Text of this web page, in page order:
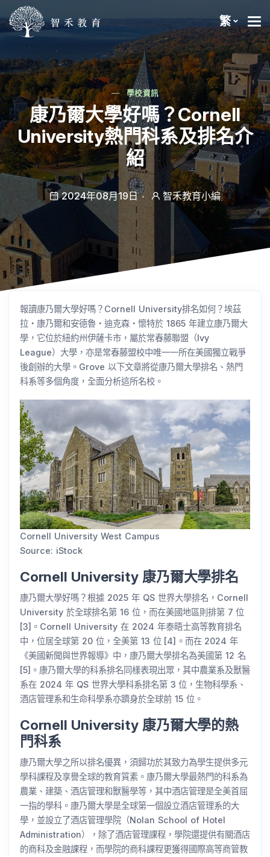
繁
學校資訊
康乃爾大學好嗎？Cornell
University熱門科系及排名介
紹
2024年08月19日 智禾教育小編
報讀康乃爾大學好嗎？Cornell University排名如何？埃茲
拉・康乃爾和安德魯・迪克森・懷特於 1865 年建立康乃爾大
學，它位於紐約州伊薩卡市，屬於常春藤聯盟（Ivy
League）大學，亦是常春藤盟校中唯一一所在美國獨立戰爭
後創辦的大學。Grove 以下文章將從康乃爾大學排名、熱門
科系等多個角度，全面分析這所名校。
Cornell University West Campus
Source: iStock
Cornell University 康乃爾大學排名
康乃爾大學好嗎？根據 2025 年 QS 世界大學排名，Cornell
University 於全球排名第 16 位，而在美國地區則排第 7 位
[3]。Cornell University 在 2024 年泰晤士高等教育排名
中，位居全球第 20 位，全美第 13 位 [4]。而在 2024 年
《美國新聞與世界報導》中，康乃爾大學排名為美國第 12 名
[5]。康乃爾大學的科系排名同樣表現出眾，其中農業系及獸醫
系在 2024 年 QS 世界大學科系排名第 3 位，生物科學系、
酒店管理系和生命科學系亦躋身於全球前 15 位。
Cornell University 康乃爾大學的熱
門科系
康乃爾大學之所以排名優異，須歸功於其致力為學生提供多元
學科課程及享譽全球的教育質素。康乃爾大學最熱門的科系為
農業、建築、酒店管理和獸醫學等，其中酒店管理是全美首屈
一指的學科。康乃爾大學是全球第一個設立酒店管理系的大
學，並設立了酒店管理學院（Nolan School of Hotel
Administration），除了酒店管理課程，學院還提供有關酒店
的商科及金融課程，而學院的商科課程更獲得國際高等商管教